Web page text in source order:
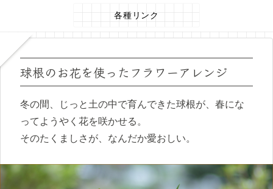
各種リンク
球根のお花を使ったフラワーアレンジ
冬の間、じっと土の中で育んできた球根が、春にな
ってようやく花を咲かせる。
そのたくましさが、なんだか愛おしい。